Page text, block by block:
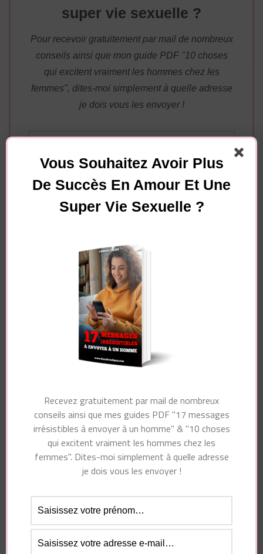
super vie sexuelle ?
Pour recevoir gratuitement par mail de nombreux
conseils ainsi que mon guide PDF "10 choses
qui excitent vraiment les hommes chez les
femmes", dites-moi simplement à quelle adresse
je dois vous les envoyer !
Navigation
Article précédent
Comment être
VILAINE au lit (pour
HOMME FOU) ?
Vous pourriez également aimer...
Laisser un commentaire
Vous Souhaitez Avoir Plus
De Succès En Amour Et Une
Super Vie Sexuelle ?
Recevez gratuitement par mail de nombreux
conseils ainsi que mes guides PDF "17 messages
irrésistibles à envoyer à un homme" & "10 choses
qui excitent vraiment les hommes chez les
femmes". Dites-moi simplement à quelle adresse
je dois vous les envoyer !